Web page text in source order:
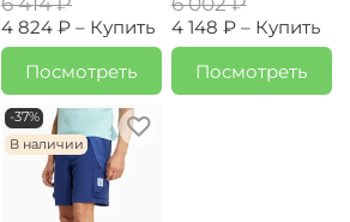
4 824 ₽ – Купить
Посмотреть
4 148 ₽ – Купить
Посмотреть
-37%
В наличии